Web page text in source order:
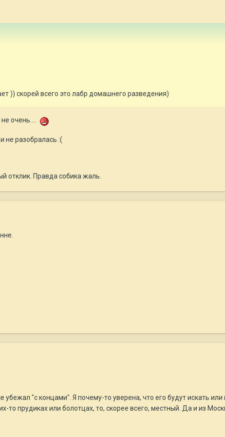
)) скорей всего это лабр домашнего разведения)
очень....
не разобралась :(
отклик. Правда собика жаль.
убежал "с концами". Я почему-то уверена, что его будут искать
то прудиках или болотцах, то, скорее всего, местный. Да и из